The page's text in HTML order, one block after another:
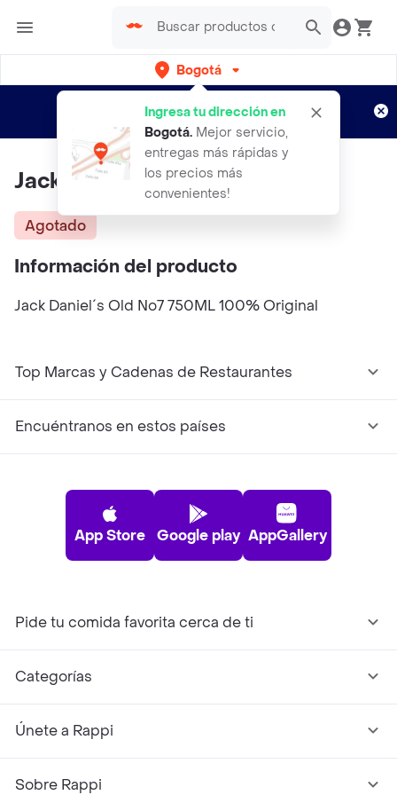
Bogotá
Ingresa tu dirección en
Bogotá. Mejor servicio,
entregas más rápidas y
los precios más
convenientes!
envíos gratis por semanas
Aplican TyC
Jack Daniel's Old No7 750Ml
Agotado
Información del producto
Jack Daniel´s Old No7 750ML 100% Original
Top Marcas y Cadenas de Restaurantes
Encuéntranos en estos países
App Store Google play AppGallery
Pide tu comida favorita cerca de ti
Categorías
Únete a Rappi
Sobre Rappi